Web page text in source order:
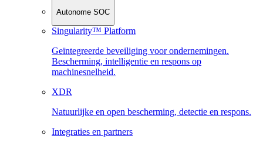
Autonome SOC
Singularity™ Platform
Geïntegreerde beveiliging voor ondernemingen.
Bescherming, intelligentie en respons op
machinesnelheid.
XDR
Natuurlijke en open bescherming, detectie en respons.
Integraties en partners